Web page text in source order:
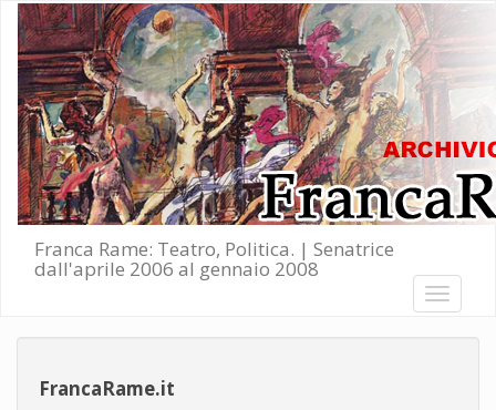
Salta al contenuto principale
Franca Rame: Teatro, Politica. | Senatrice
dall'aprile 2006 al gennaio 2008
Toggle
FrancaRame.it